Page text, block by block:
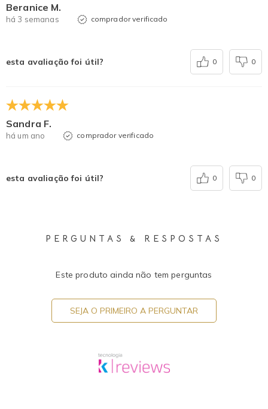
Beranice M.
há 3 semanas comprador verificado
esta avaliação foi útil? 0 0
Sandra F.
há um ano comprador verificado
esta avaliação foi útil? 0 0
PERGUNTAS & RESPOSTAS
Este produto ainda não tem perguntas
SEJA O PRIMEIRO A PERGUNTAR